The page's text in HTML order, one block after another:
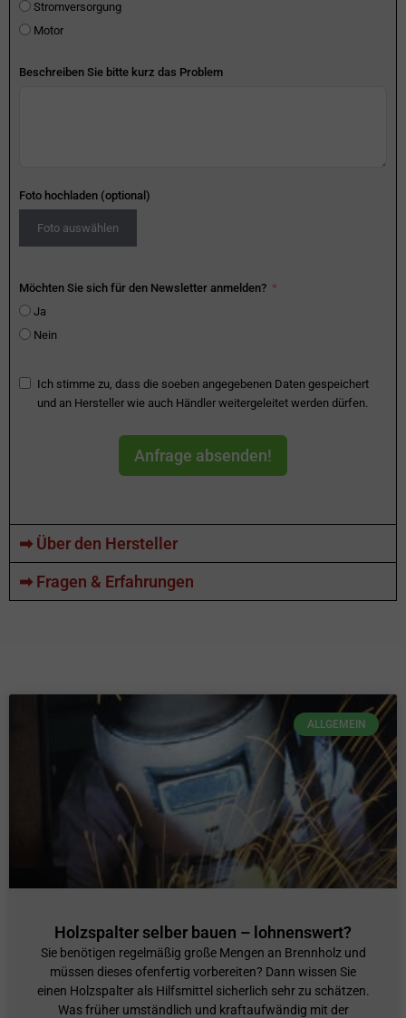
Stromversorgung
Motor
Beschreiben Sie bitte kurz das Problem
Foto hochladen (optional)
Foto auswählen
Möchten Sie sich für den Newsletter anmelden?
Ja
Nein
Ich stimme zu, dass die soeben angegebenen Daten gespeichert
und an Hersteller wie auch Händler weitergeleitet werden dürfen.
Anfrage absenden!
➡ Über den Hersteller
➡ Fragen & Erfahrungen
ALLGEMEIN
Holzspalter selber bauen – lohnenswert?
Sie benötigen regelmäßig große Mengen an Brennholz und
müssen dieses ofenfertig vorbereiten? Dann wissen Sie
einen Holzspalter als Hilfsmittel sicherlich sehr zu schätzen.
Was früher umständlich und kraftaufwändig mit der